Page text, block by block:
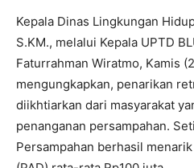
Kepala Dinas Lingkungan
S.KM., melalui Kepala UPTD
Faturrahman Wiratmo, Kamis
mengungkapkan, penarikan
diikhtiarkan dari masyarakat
penanganan persampahan.
Persampahan berhasil